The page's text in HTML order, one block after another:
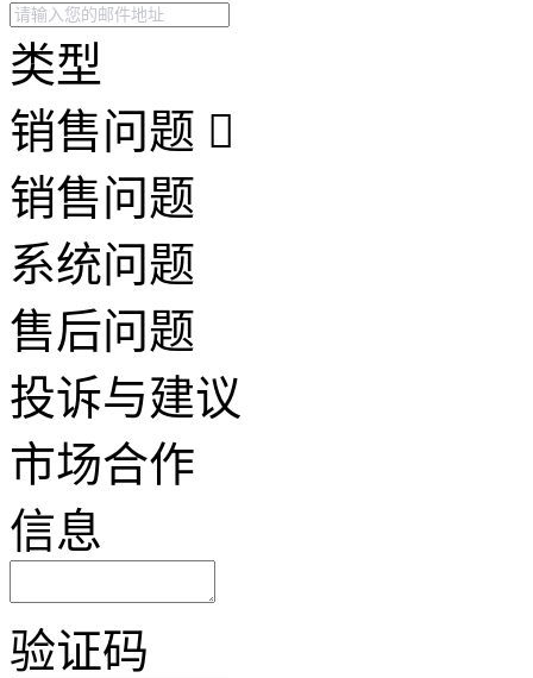
类型
销售问题
销售问题
系统问题
售后问题
投诉与建议
市场合作
信息
验证码